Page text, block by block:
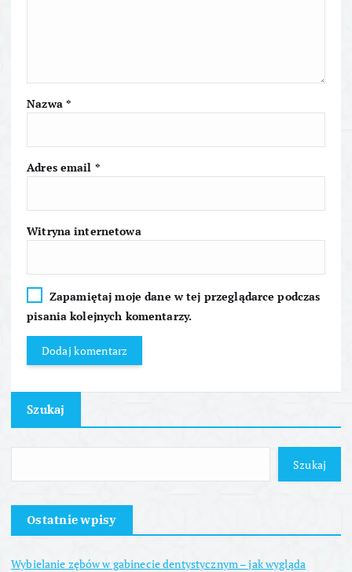
p
s
u
Nazwa *
Adres email *
Witryna internetowa
Zapamiętaj moje dane w tej przeglądarce podczas
pisania kolejnych komentarzy.
Szukaj
Szukaj
Ostatnie wpisy
Wybielanie zębów w gabinecie dentystycznym – jak wygląda